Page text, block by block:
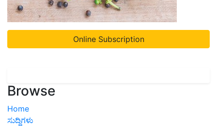
Online Subscription
Browse
Home
ಸುದ್ದಿಗಳು